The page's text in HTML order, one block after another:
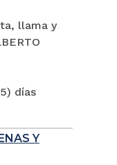
llama y
días
Y